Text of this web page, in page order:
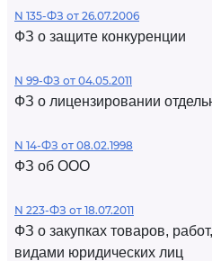
N 135-ФЗ от 26.07.2006
ФЗ о защите конкуренции
N 99-ФЗ от 04.05.2011
ФЗ о лицензировании
N 14-ФЗ от 08.02.1998
ФЗ об ООО
N 223-ФЗ от 18.07.2011
ФЗ о закупках товаров,
видами юридических лиц